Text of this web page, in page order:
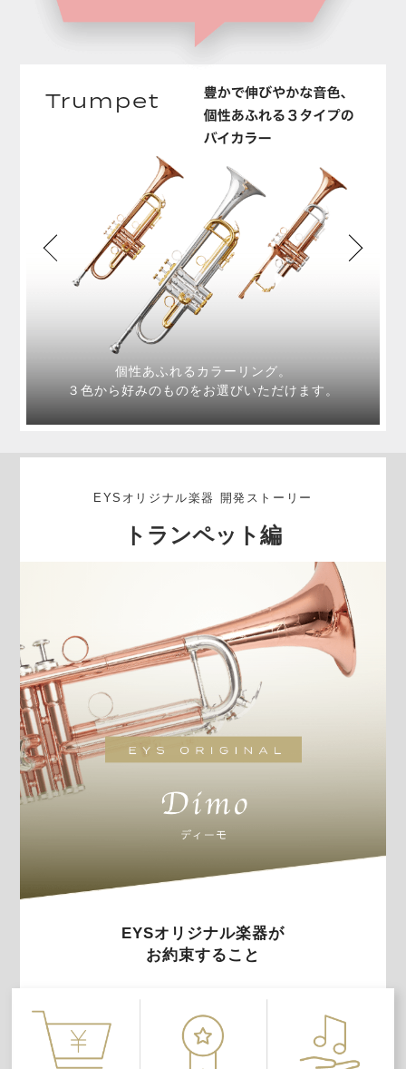
Trumpet
個性あふれるカラーリング。
３色から好みのものをお選びいただけます。
EYSオリジナル楽器 開発ストーリー
トランペット編
EYSオリジナル楽器が
お約束すること